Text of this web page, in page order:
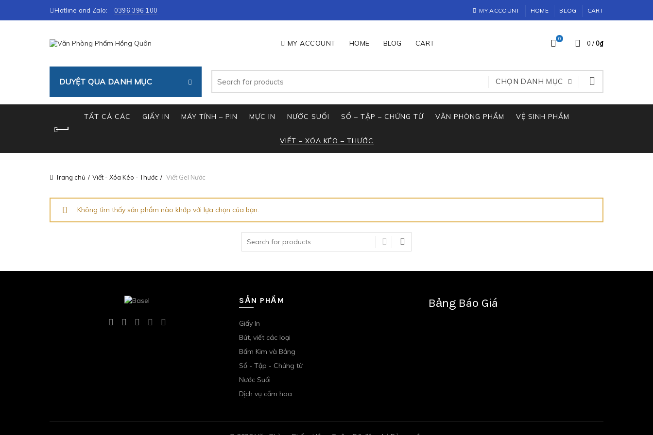
Hotline and Zalo: 0396 396 100 MY ACCOUNT HOME BLOG CART
MY ACCOUNT HOME BLOG CART
0
0 /0₫
DUYỆT QUA DANH MỤC
Tìm
kiếm:
CHỌN DANH MỤC
TẤT CẢ CÁC GIẤY IN MÁY TÍNH – PIN MỰC IN NƯỚC SUỐI SỔ – TẬP – CHỨNG TỪ VĂN PHÒNG PHẨM VỆ SINH PHẨM
VIẾT – XÓA KÉO – THƯỚC
Trang chủ Viết - Xóa Kéo - Thước Viết Gel Nước
Không tìm thấy sản phẩm nào khớp với lựa chọn của bạn.
Tìm
kiếm:
SẢN PHẨM
Giấy In
Bút, viết các loại
Bấm Kim và Bảng
Sổ - Tập - Chứng từ
Nước Suối
Dịch vụ cắm hoa
Bảng Báo Giá